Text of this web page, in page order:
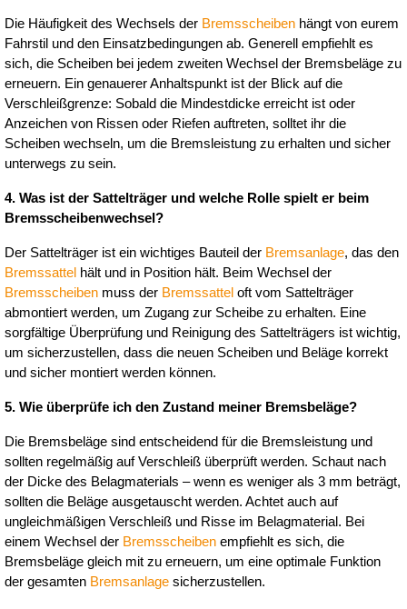
Die Häufigkeit des Wechsels der Bremsscheiben hängt von eurem
Fahrstil und den Einsatzbedingungen ab. Generell empfiehlt es
sich, die Scheiben bei jedem zweiten Wechsel der Bremsbeläge zu
erneuern. Ein genauerer Anhaltspunkt ist der Blick auf die
Verschleißgrenze: Sobald die Mindestdicke erreicht ist oder
Anzeichen von Rissen oder Riefen auftreten, solltet ihr die
Scheiben wechseln, um die Bremsleistung zu erhalten und sicher
unterwegs zu sein.
4. Was ist der Sattelträger und welche Rolle spielt er beim
Bremsscheibenwechsel?
Der Sattelträger ist ein wichtiges Bauteil der Bremsanlage
Bremssattel
Bremsscheiben muss der Bremssattel oft vom Sattelträger
abmontiert werden, um Zugang zur Scheibe zu erhalten. Eine
sorgfältige Überprüfung und Reinigung des Sattelträgers ist wichtig,
um sicherzustellen, dass die neuen Scheiben und Beläge korrekt
und sicher montiert werden können.
5. Wie überprüfe ich den Zustand meiner Bremsbeläge?
Die Bremsbeläge sind entscheidend für die Bremsleistung und
sollten regelmäßig auf Verschleiß überprüft werden. Schaut nach
der Dicke des Belagmaterials – wenn es weniger als 3 mm beträgt,
sollten die Beläge ausgetauscht werden. Achtet auch auf
ungleichmäßigen Verschleiß und Risse im Belagmaterial. Bei
einem Wechsel der Bremsscheiben empfiehlt es sich, die
Bremsbeläge gleich mit zu erneuern, um eine optimale Funktion
der gesamten Bremsanlage sicherzustellen.